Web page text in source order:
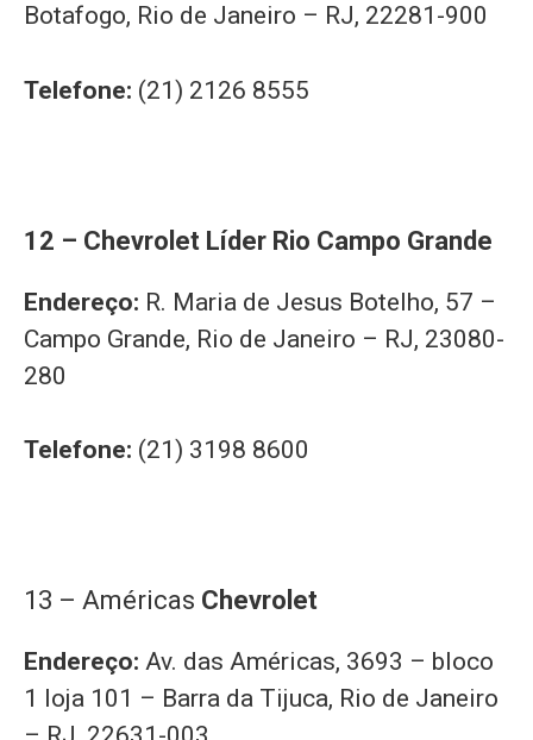
Botafogo, Rio de Janeiro – RJ, 22281-900
Telefone: (21) 2126 8555
12 – Chevrolet Líder Rio Campo Grande
Endereço: R. Maria de Jesus Botelho, 57 –
Campo Grande, Rio de Janeiro – RJ, 23080-
280
Telefone: (21) 3198 8600
13 – Américas Chevrolet
Endereço: Av. das Américas, 3693 – bloco
1 loja 101 – Barra da Tijuca, Rio de Janeiro